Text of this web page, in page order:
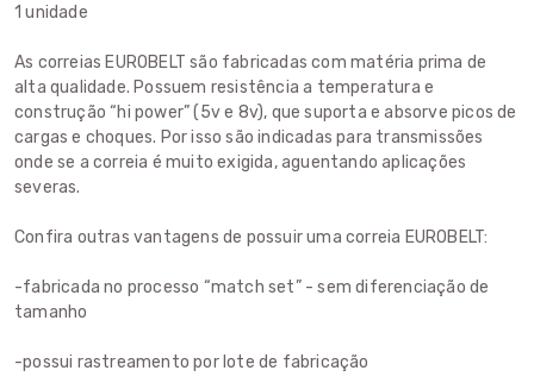
1 unidade
As correias EUROBELT são fabricadas com matéria prima de
alta qualidade. Possuem resistência a temperatura e
construção “hi power” (5v e 8v), que suporta e absorve picos de
cargas e choques. Por isso são indicadas para transmissões
onde se a correia é muito exigida, aguentando aplicações
severas.
Confira outras vantagens de possuir uma correia EUROBELT:
-fabricada no processo “match set” - sem diferenciação de
tamanho
-possui rastreamento por lote de fabricação